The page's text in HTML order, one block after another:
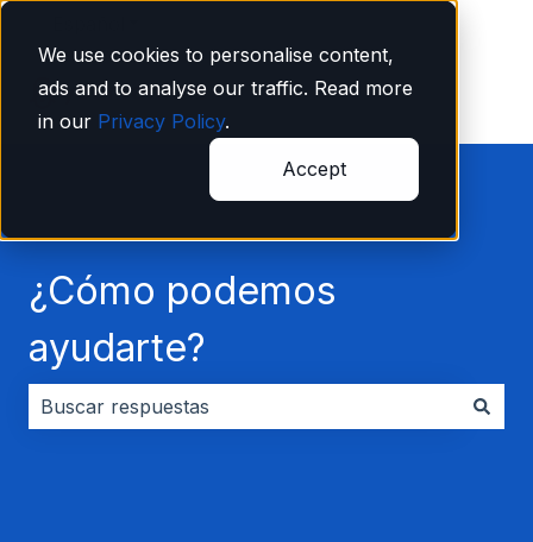
We use cookies to personalise content,
ads and to analyse our traffic. Read more
in our Privacy Policy.
Accept
¿Cómo podemos
ayudarte?